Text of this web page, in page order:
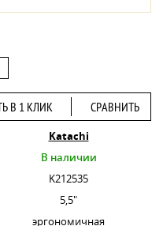
В 1 КЛИК СРАВНИТЬ
Katachi
В наличии
K212535
5,5"
эргономичная